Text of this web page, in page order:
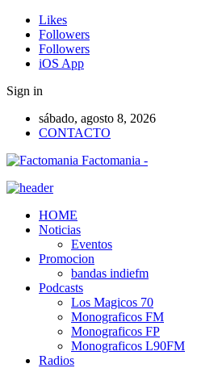
Likes
Followers
Followers
iOS App
Sign in
sábado, agosto 8, 2026
CONTACTO
Factomania -
HOME
Noticias
Eventos
Promocion
bandas indiefm
Podcasts
Los Magicos 70
Monograficos FM
Monograficos FP
Monograficos L90FM
Radios